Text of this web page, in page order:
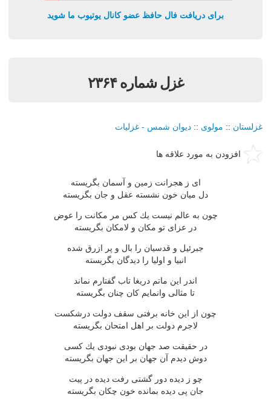
برای دریافت فال حافظ عضو کانال یوتیوب ما شوید
غزل شماره ۲۳۶۴
غزلستان :: مولوی :: دیوان شمس - غزلیات
افزودن به مورد علاقه ها
ای ز هجرانت زمین و آسمان بگریسته
دل میان خون نشسته عقل و جان بگریسته
چون به عالم نیست یك كس مر مكانت را عوض
در عزای تو مكان و لامكان بگریسته
جبرئیل و قدسیان را بال و پر ازرق شده
انبیا و اولیا را دیدگان بگریسته
اندر این ماتم دریغا تاب گفتارم نماند
تا مثالی وانمایم كان چنان بگریسته
چون از این خانه برفتی سقف دولت درشكست
لاجرم دولت بر اهل امتحان بگریسته
در حقیقت صد جهان بودی نبودی یك كسی
دوش دیدم آن جهان بر این جهان بگریسته
چو ز دیده دور گشتی رفت دیده در پیت
جان پی دیده بمانده خون چكان بگریسته